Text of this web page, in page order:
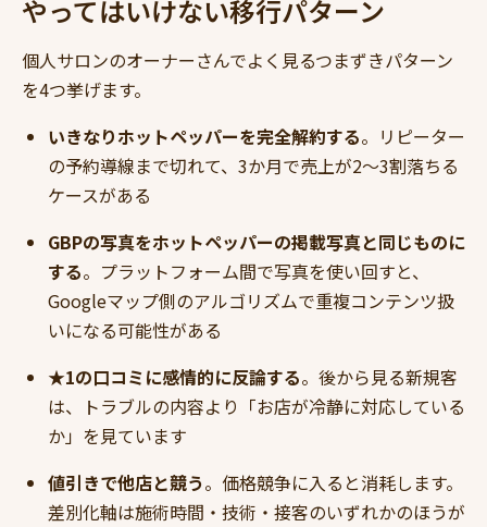
やってはいけない移行パターン
個人サロンのオーナーさんでよく見るつまずきパターン
を4つ挙げます。
いきなりホットペッパーを完全解約する。リピーター
の予約導線まで切れて、3か月で売上が2〜3割落ちる
ケースがある
GBPの写真をホットペッパーの掲載写真と同じものに
する。プラットフォーム間で写真を使い回すと、
Googleマップ側のアルゴリズムで重複コンテンツ扱
いになる可能性がある
★1の口コミに感情的に反論する。後から見る新規客
は、トラブルの内容より「お店が冷静に対応している
か」を見ています
値引きで他店と競う。価格競争に入ると消耗します。
差別化軸は施術時間・技術・接客のいずれかのほうが